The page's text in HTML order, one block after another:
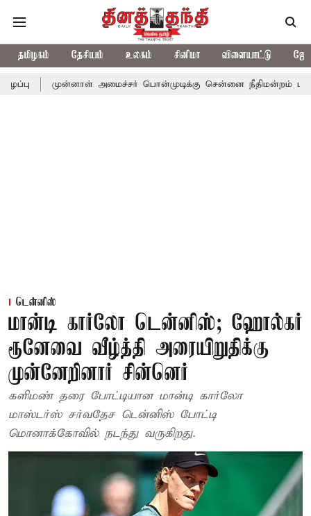
தமிழகம் தேசியம் உலகம் சினிமா விளையாட்டு
அமைச்சர் பொன்முடிக்கு சென்னை நீதிமன்றம் பிடிவாராண்ட்
டென்னிஸ்
மான்டி கார்லோ டென்னிஸ்; ஹோல்கர்
ரூனேவை வீழ்த்தி அரையிறுதிக்கு
முன்னேறினார் சின்னெர்
களிமண் தரை போட்டியான மான்டி கார்லோ
மாஸ்டர்ஸ் சர்வதேச டென்னிஸ் போட்டி
மொனாக்கோவில் நடந்து வருகிறது.